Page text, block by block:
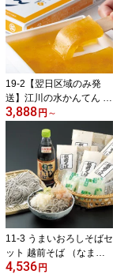
19-2【翌日区域のみ発
送】江川の水かんてん 黄
金の梅【冷蔵】おいしい
福井県 福井 お土産 特産
物贈り物 中元 お中元 贈
3,888 円 ～
11-3 うまいおろしそばセ
ット 越前そば （なま）
【冷蔵】おいしい 福井県
4,536 円